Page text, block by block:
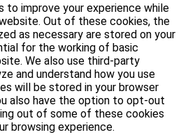
to improve your experience while
Out of these cookies, the
as necessary are stored on your
for the working of basic
We also use third-party
and understand how you use
will be stored in your browser
also have the option to opt-out
out of some of these cookies
browsing experience.